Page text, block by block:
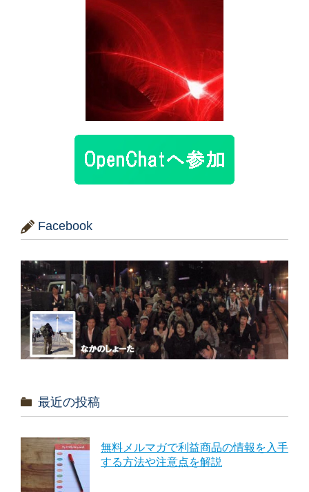
Facebook
最近の投稿
無料メルマガで利益商品の情報を入手
する方法や注意点を解説